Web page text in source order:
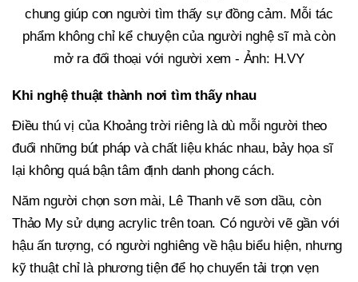
chung giúp con người tìm thấy sự đồng cảm. Mỗi tác
phẩm không chỉ kể chuyện của người nghệ sĩ mà còn
mở ra đối thoại với người xem - Ảnh: H.VY
Khi nghệ thuật thành nơi tìm thấy nhau
Điều thú vị của Khoảng trời riêng là dù mỗi người theo
đuổi những bút pháp và chất liệu khác nhau, bảy họa sĩ
lại không quá bận tâm định danh phong cách.
Năm người chọn sơn mài, Lê Thanh vẽ sơn dầu, còn
Thảo My sử dụng acrylic trên toan. Có người vẽ gần với
hậu ấn tượng, có người nghiêng về hậu biểu hiện, nhưng
kỹ thuật chỉ là phương tiện để họ chuyển tải trọn vẹn